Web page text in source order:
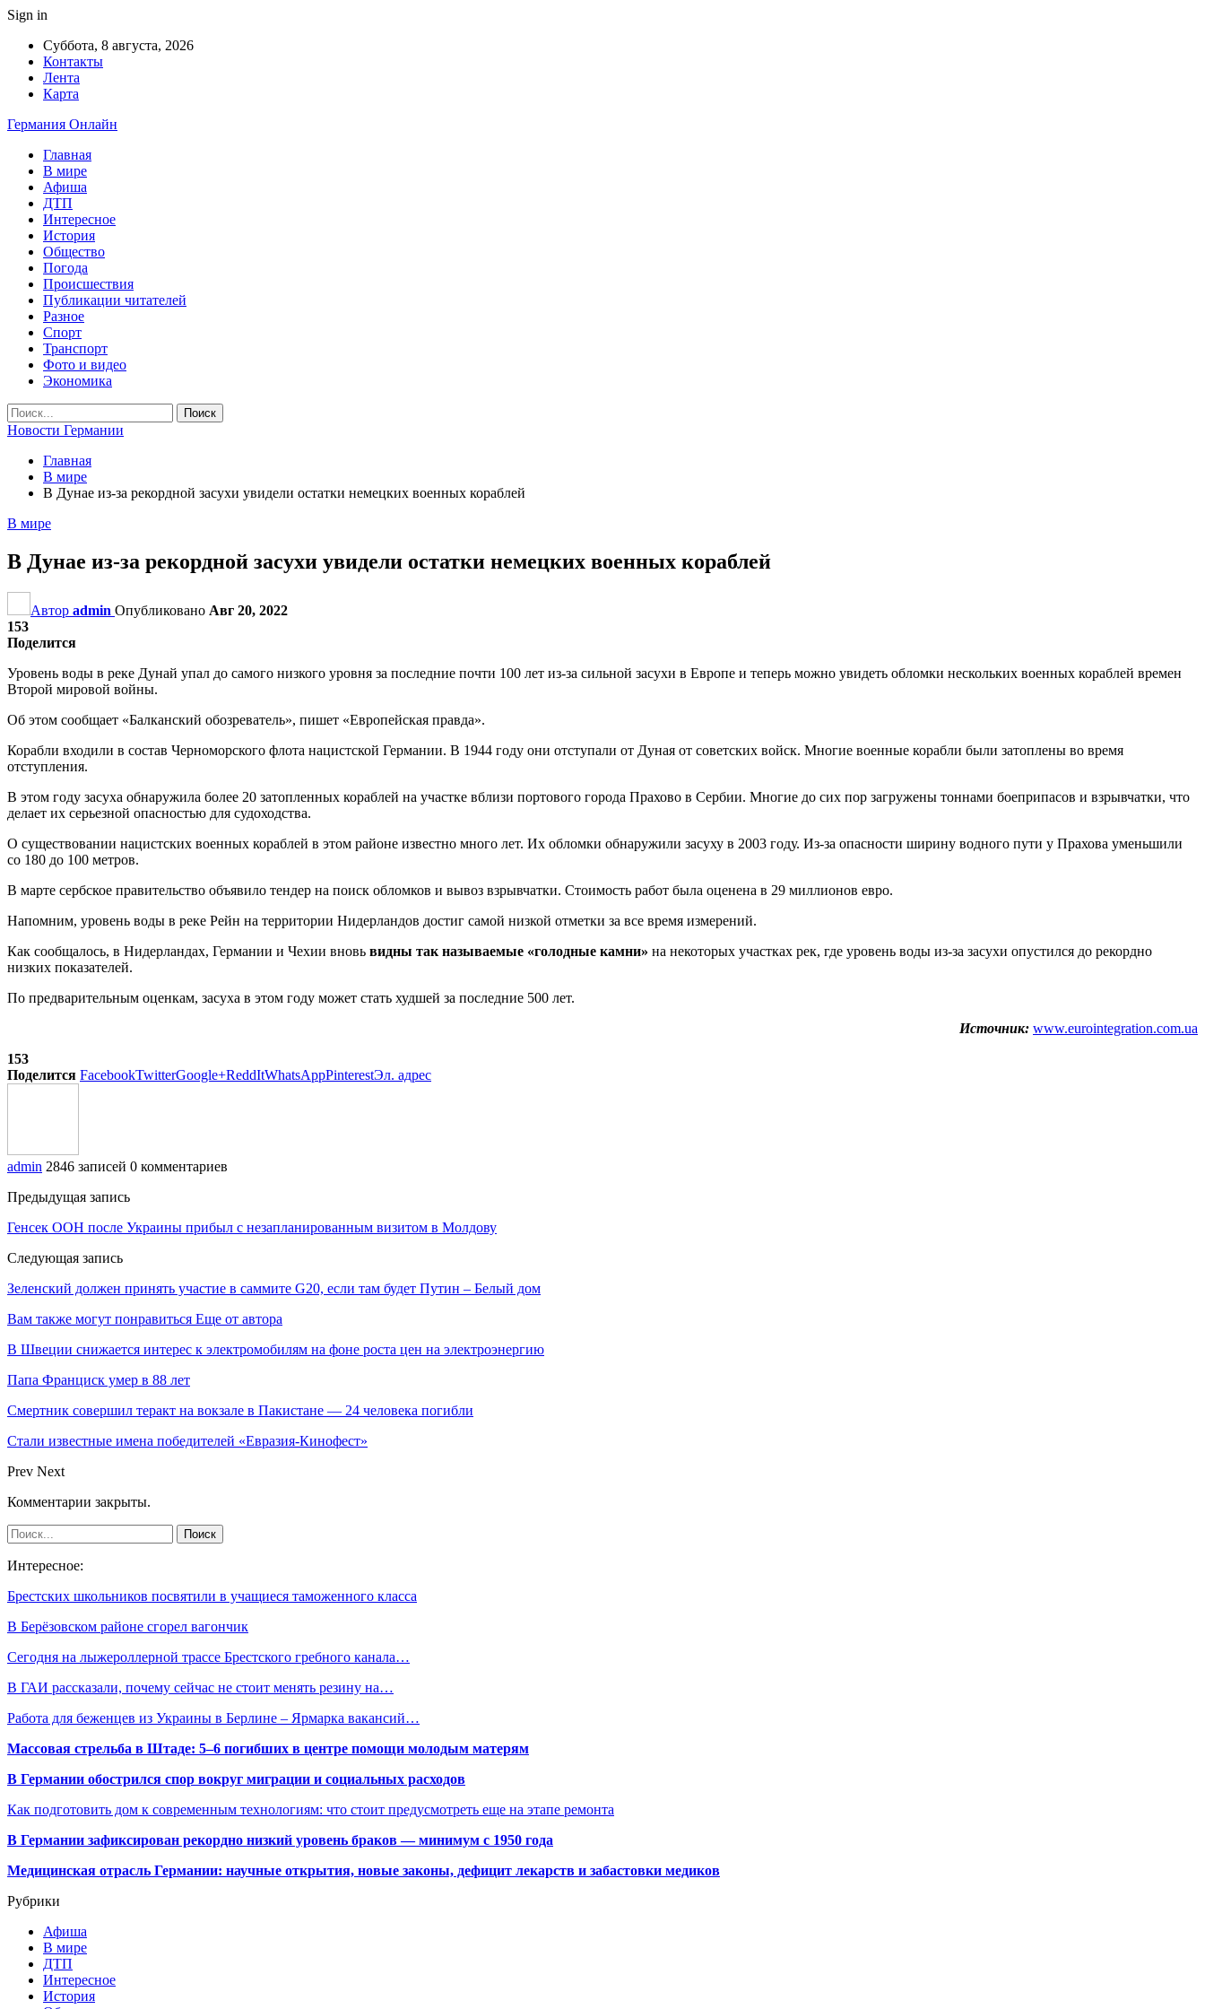
Sign in
Суббота, 8 августа, 2026
Контакты
Лента
Карта
Германия Онлайн
Главная
В мире
Афиша
ДТП
Интересное
История
Общество
Погода
Происшествия
Публикации читателей
Разное
Спорт
Транспорт
Фото и видео
Экономика
Новости Германии
Главная
В мире
В Дунае из-за рекордной засухи увидели остатки немецких военных кораблей
В мире
В Дунае из-за рекордной засухи увидели остатки немецких военных кораблей
Автор admin Опубликовано Авг 20, 2022
153
Поделится
Уровень воды в реке Дунай упал до самого низкого уровня за последние почти 100 лет из-за сильной засухи в Европе и теперь можно увидеть обломки нескольких военных кораблей времен
Второй мировой войны.
Об этом сообщает «Балканский обозреватель», пишет «Европейская правда».
Корабли входили в состав Черноморского флота нацистской Германии. В 1944 году они отступали от Дуная от советских войск. Многие военные корабли были затоплены во время
отступления.
В этом году засуха обнаружила более 20 затопленных кораблей на участке вблизи портового города Прахово в Сербии. Многие до сих пор загружены тоннами боеприпасов и взрывчатки, что
делает их серьезной опасностью для судоходства.
О существовании нацистских военных кораблей в этом районе известно много лет. Их обломки обнаружили засуху в 2003 году. Из-за опасности ширину водного пути у Прахова уменьшили
со 180 до 100 метров.
В марте сербское правительство объявило тендер на поиск обломков и вывоз взрывчатки. Стоимость работ была оценена в 29 миллионов евро.
Напомним, уровень воды в реке Рейн на территории Нидерландов достиг самой низкой отметки за все время измерений.
Как сообщалось, в Нидерландах, Германии и Чехии вновь видны так называемые «голодные камни» на некоторых участках рек, где уровень воды из-за засухи опустился до рекордно
низких показателей.
По предварительным оценкам, засуха в этом году может стать худшей за последние 500 лет.
Источник: www.eurointegration.com.ua
153
Поделится FacebookTwitterGoogle+ReddItWhatsAppPinterestЭл. адрес
admin 2846 записей 0 комментариев
Предыдущая запись
Генсек ООН после Украины прибыл с незапланированным визитом в Молдову
Следующая запись
Зеленский должен принять участие в саммите G20, если там будет Путин – Белый дом
Вам также могут понравиться Еще от автора
В Швеции снижается интерес к электромобилям на фоне роста цен на электроэнергию
Папа Франциск умер в 88 лет
Смертник совершил теракт на вокзале в Пакистане — 24 человека погибли
Стали известные имена победителей «Евразия-Кинофест»
Prev Next
Комментарии закрыты.
Интересное:
Брестских школьников посвятили в учащиеся таможенного класса
В Берёзовском районе сгорел вагончик
Сегодня на лыжероллерной трассе Брестского гребного канала…
В ГАИ рассказали, почему сейчас не стоит менять резину на…
Работа для беженцев из Украины в Берлине – Ярмарка вакансий…
Массовая стрельба в Штаде: 5–6 погибших в центре помощи молодым матерям
В Германии обострился спор вокруг миграции и социальных расходов
Как подготовить дом к современным технологиям: что стоит предусмотреть еще на этапе ремонта
В Германии зафиксирован рекордно низкий уровень браков — минимум с 1950 года
Медицинская отрасль Германии: научные открытия, новые законы, дефицит лекарств и забастовки медиков
Рубрики
Афиша
В мире
ДТП
Интересное
История